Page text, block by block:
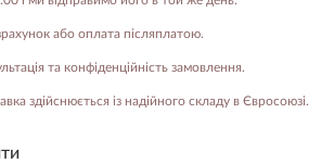
або оплата післяплатою.
та конфіденційність замовлення.
здійснюється із надійного складу в Євросоюзі.